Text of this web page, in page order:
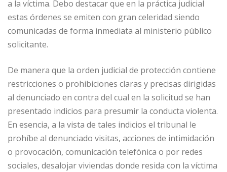
a la víctima. Debo destacar que en la práctica judicial
estas órdenes se emiten con gran celeridad siendo
comunicadas de forma inmediata al ministerio público
solicitante.
De manera que la orden judicial de protección contiene
restricciones o prohibiciones claras y precisas dirigidas
al denunciado en contra del cual en la solicitud se han
presentado indicios para presumir la conducta violenta.
En esencia, a la vista de tales indicios el tribunal le
prohíbe al denunciado visitas, acciones de intimidación
o provocación, comunicación telefónica o por redes
sociales, desalojar viviendas donde resida con la víctima